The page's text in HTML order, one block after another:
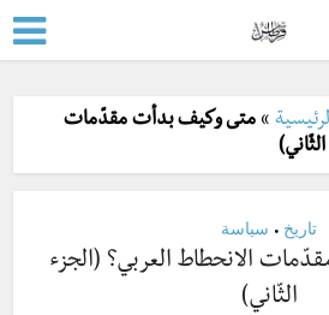
»متى وكيف بدأت مقدّمات
تاريخ • سياسة
الانحطاط العربي؟ (الجزء
الثّاني)